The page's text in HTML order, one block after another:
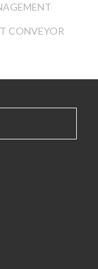
CONVEYOR